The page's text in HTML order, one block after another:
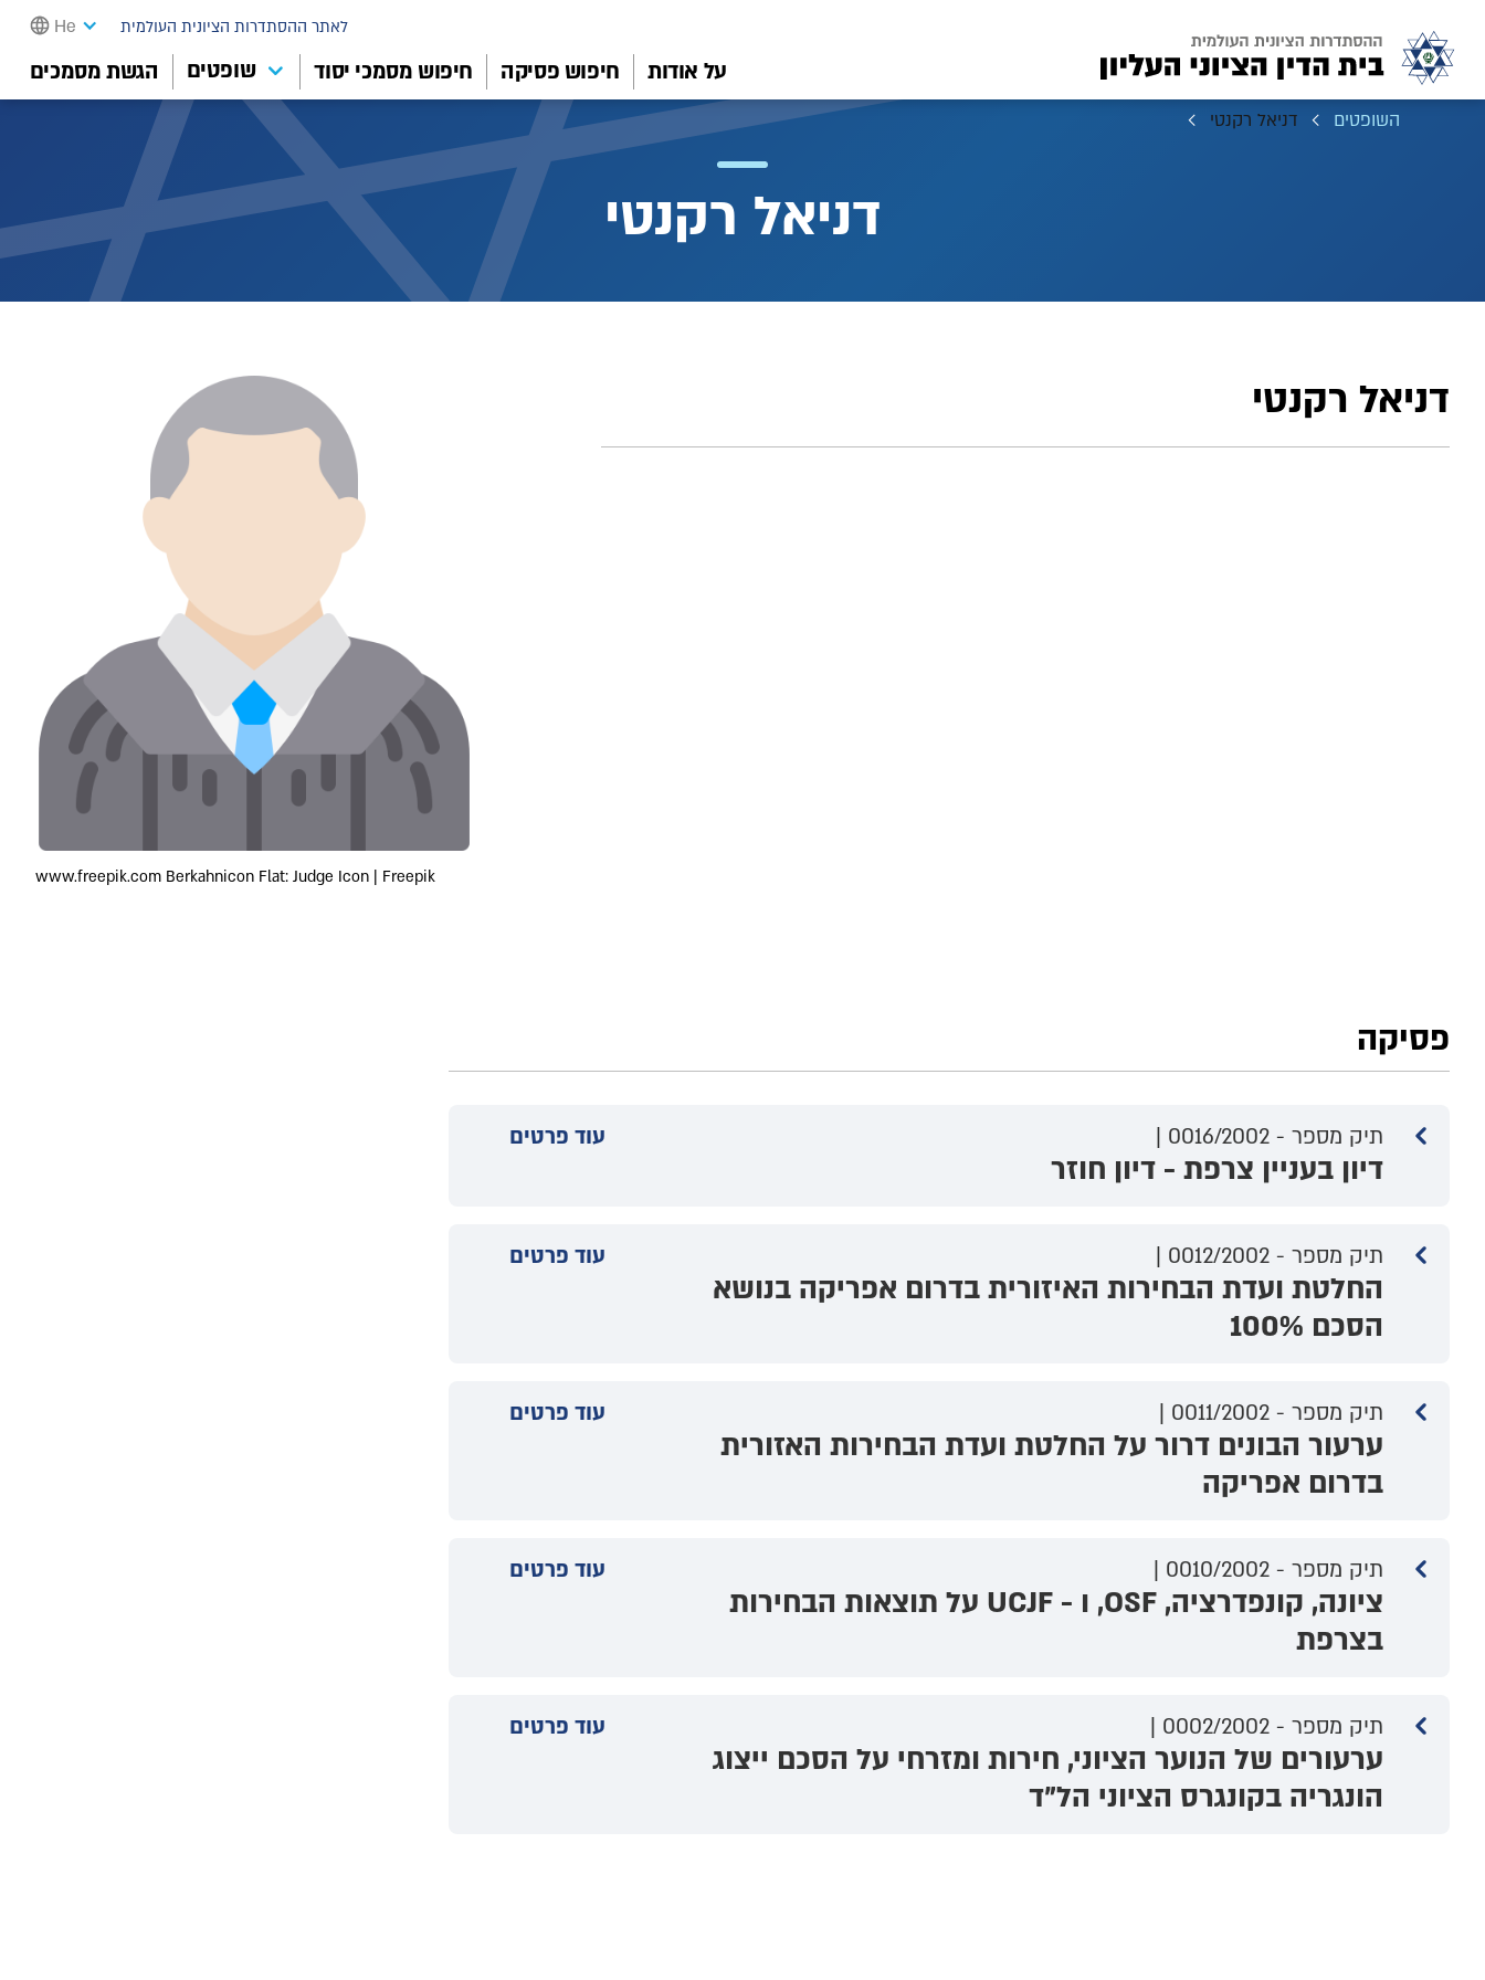
לאתר ההסתדרות הציונית העולמית He
על אודות חיפוש פסיקה חיפוש מסמכי יסוד שופטים הגשת מסמכים
השופטים דניאל רקנטי
דניאל רקנטי
דניאל רקנטי
www.freepik.com Berkahnicon Flat: Judge Icon | Freepik
פסיקה
עוד פרטים תיק מספר - 0016/2002 |
דיון בעניין צרפת - דיון חוזר
עוד פרטים תיק מספר - 0012/2002 |
החלטת ועדת הבחירות האיזורית בדרום אפריקה בנושא
הסכם 100%
עוד פרטים תיק מספר - 0011/2002 |
ערעור הבונים דרור על החלטת ועדת הבחירות האזורית
בדרום אפריקה
עוד פרטים תיק מספר - 0010/2002 |
ציונה, קונפדרציה, OSF, ו - UCJF על תוצאות הבחירות
בצרפת
עוד פרטים תיק מספר - 0002/2002 |
ערעורים של הנוער הציוני, חירות ומזרחי על הסכם ייצוג
הונגריה בקונגרס הציוני הל"ד